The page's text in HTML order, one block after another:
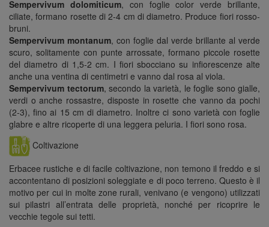
Sempervivum dolomiticum, con foglie color verde brillante,
ciliate, formano rosette di 2-4 cm di diametro. Produce fiori rosso-
bruni.
Sempervivum montanum, con foglie dal verde brillante al verde
scuro, solitamente con punte arrossate, formano piccole rosette
del diametro di 1,5-2 cm. I fiori sbocciano su infiorescenze alte
anche una ventina di centimetri e vanno dal rosa al viola.
Sempervivum tectorum, secondo la varietà, le foglie sono gialle,
verdi o anche rossastre, disposte in rosette che vanno da pochi
(2-3), fino ai 15 cm di diametro. Inoltre ci sono varietà con foglie
glabre e altre ricoperte di una leggera peluria. I fiori sono rosa.
Coltivazione
Erbacee rustiche e di facile coltivazione, non temono il freddo e si
accontentano di posizioni soleggiate e di poco terreno. Questo è il
motivo per cui in molte zone rurali, venivano (e vengono) utilizzati
sui pilastri all’entrata delle proprietà, nonché per ricoprire le
vecchie tegole sui tetti.